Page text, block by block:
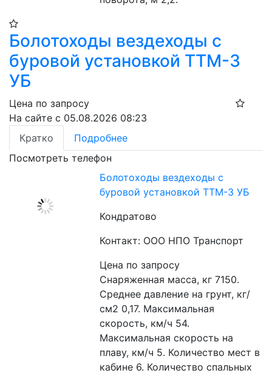
Болотоходы вездеходы с
буровой установкой ТТМ-3
УБ
Цена по запросу
На сайте с 05.08.2026 08:23
Кратко
Подробнее
Посмотреть телефон
Болотоходы вездеходы с
буровой установкой ТТМ-3 УБ
Кондратово
Контакт: ООО НПО Транспорт
Цена по запросу
Снаряженная масса, кг 7150.
Среднее давление на грунт, кг/
см2 0,17. Максимальная
скорость, км/ч 54.
Максимальная скорость на
плаву, км/ч 5. Количество мест в
кабине 6. Количество спальных